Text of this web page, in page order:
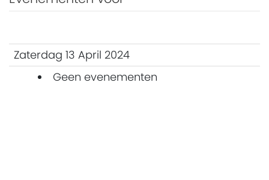
Zaterdag 13 April 2024
Geen evenementen